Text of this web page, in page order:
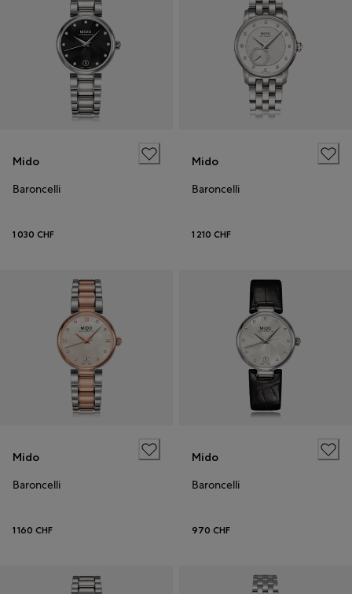
Mido
Baroncelli
1 030 CHF
Mido
Baroncelli
1 210 CHF
Mido
Baroncelli
1 160 CHF
Mido
Baroncelli
970 CHF